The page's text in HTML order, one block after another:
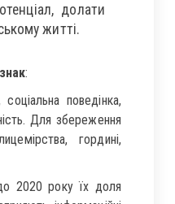
долати
житті.
:
поведінка,
Для збереження
гордині,
2020 року їх доля